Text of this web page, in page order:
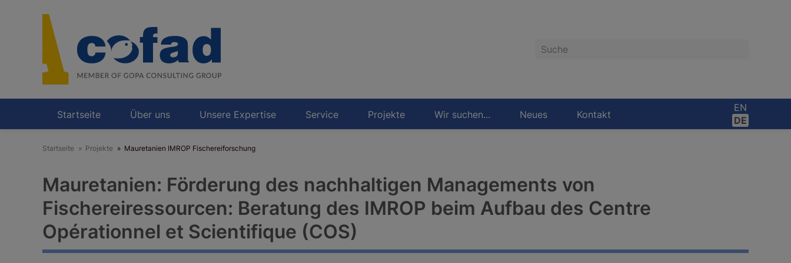
Suche
Startseite Über uns Unsere Expertise Service Projekte Wir suchen... Neues Kontakt
EN
DE
Startseite Projekte Mauretanien IMROP Fischereiforschung
Mauretanien: Förderung des nachhaltigen Managements von
Fischereiressourcen: Beratung des IMROP beim Aufbau des Centre
Opérationnel et Scientifique (COS)